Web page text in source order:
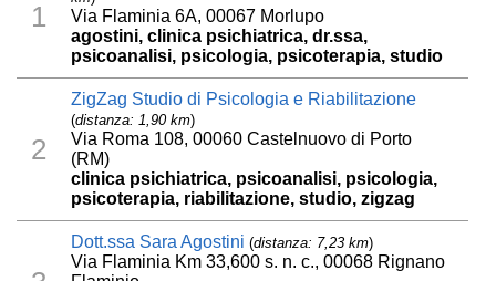
1
Via Flaminia 6A, 00067 Morlupo
agostini, clinica psichiatrica, dr.ssa,
psicoanalisi, psicologia, psicoterapia, studio
2
ZigZag Studio di Psicologia e Riabilitazione
(distanza: 1,90 km)
Via Roma 108, 00060 Castelnuovo di Porto
(RM)
clinica psichiatrica, psicoanalisi, psicologia,
psicoterapia, riabilitazione, studio, zigzag
Dott.ssa Sara Agostini (distanza: 7,23 km)
Via Flaminia Km 33,600 s. n. c., 00068 Rignano